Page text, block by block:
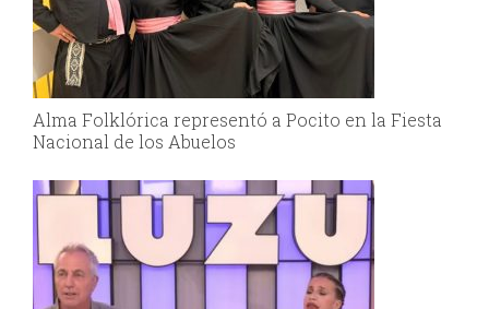
Alma Folklórica representó a Pocito en la Fiesta
Nacional de los Abuelos